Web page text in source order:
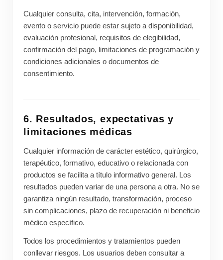
Cualquier consulta, cita, intervención, formación,
evento o servicio puede estar sujeto a disponibilidad,
evaluación profesional, requisitos de elegibilidad,
confirmación del pago, limitaciones de programación y
condiciones adicionales o documentos de
consentimiento.
6. Resultados, expectativas y
limitaciones médicas
Cualquier información de carácter estético, quirúrgico,
terapéutico, formativo, educativo o relacionada con
productos se facilita a título informativo general. Los
resultados pueden variar de una persona a otra. No se
garantiza ningún resultado, transformación, proceso
sin complicaciones, plazo de recuperación ni beneficio
médico específico.
Todos los procedimientos y tratamientos pueden
conllevar riesgos. Los usuarios deben consultar a